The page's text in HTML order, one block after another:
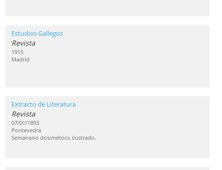
Estudios Gallegos
Revista
1915
Madrid
Extracto de Literatura
Revista
07/01/1893
Pontevedra
Semanario dosimétrico ilustrado.